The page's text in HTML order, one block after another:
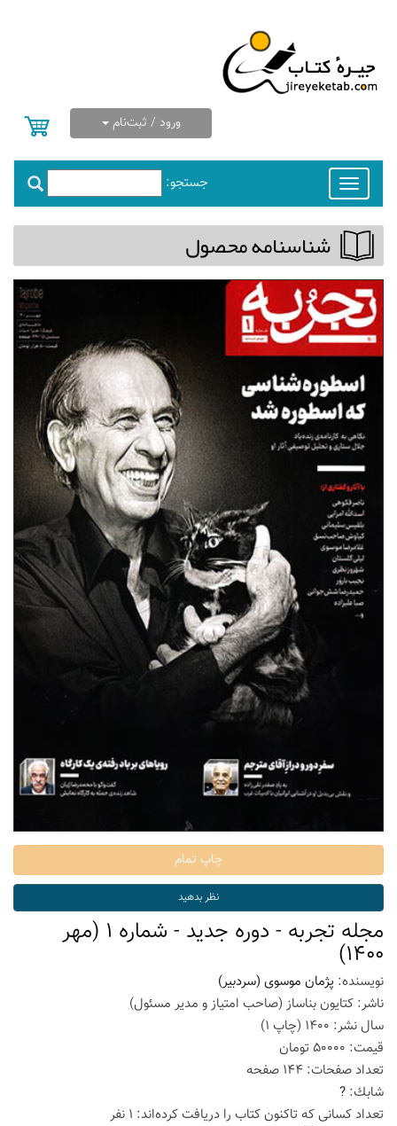
ورود / ثبت‌نام
جستجو:
Toggle
navigation
شناسنامه محصول
مجله تجربه - دوره جدید - شماره 1 (مهر
1400)
نویسنده: پژمان موسوی (سردبیر)
ناشر: کتایون بناساز (صاحب امتیاز و مدیر مسئول)
سال نشر: 1400 (چاپ 1
)
قیمت: 50000 تومان
تعداد صفحات: 144 صفحه
شابك: ?
تعداد كسانی كه تاكنون كتاب را دریافت كرده‌اند: 1 نفر